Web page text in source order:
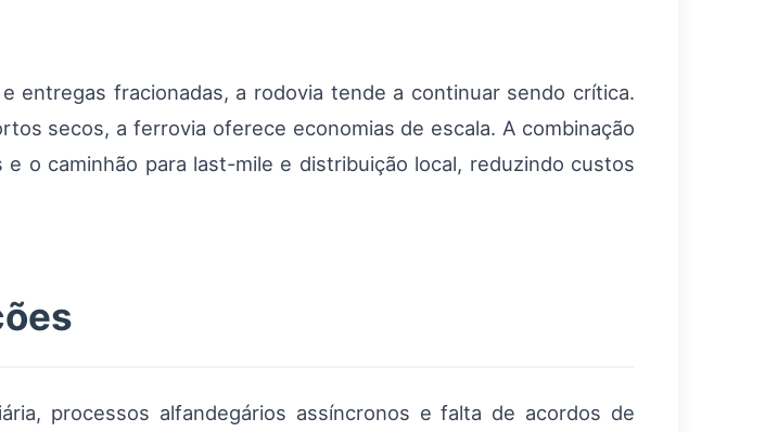
entregas fracionadas, a rodovia tende a continuar sendo crítica.
secos, a ferrovia oferece economias de escala. A combinação
o caminhão para last-mile e distribuição local, reduzindo custos
processos alfandegários assíncronos e falta de acordos de